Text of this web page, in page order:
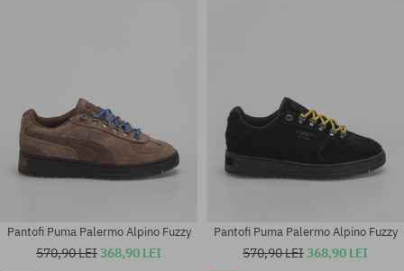
Pantofi Puma Palermo Alpino Fuzzy
570,90 LEI368,90 LEI
Pantofi Puma Palermo Alpino Fuzzy
570,90 LEI368,90 LEI